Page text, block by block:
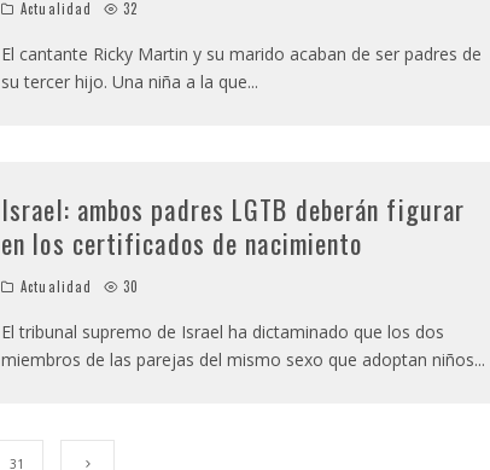
Actualidad 32
El cantante Ricky Martin y su marido acaban de ser padres de
su tercer hijo. Una niña a la que...
Israel: ambos padres LGTB deberán figurar
en los certificados de nacimiento
Actualidad 30
El tribunal supremo de Israel ha dictaminado que los dos
miembros de las parejas del mismo sexo que adoptan niños...
31